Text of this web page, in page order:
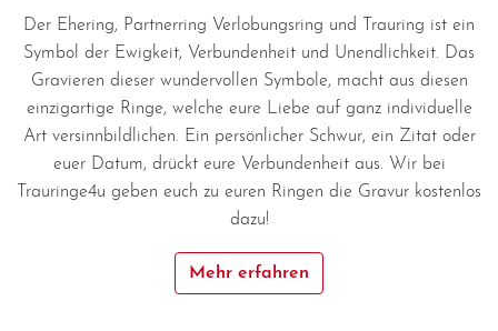
Der Ehering, Partnerring Verlobungsring und Trauring ist ein
Symbol der Ewigkeit, Verbundenheit und Unendlichkeit. Das
Gravieren dieser wundervollen Symbole, macht aus diesen
einzigartige Ringe, welche eure Liebe auf ganz individuelle
Art versinnbildlichen. Ein persönlicher Schwur, ein Zitat oder
euer Datum, drückt eure Verbundenheit aus. Wir bei
Trauringe4u geben euch zu euren Ringen die Gravur kostenlos
dazu!
Mehr erfahren
Datenschutzerklärung
Impressum
Individuelle Trauringe
Ratgeber
Uhren Schmuck Reparatur Service